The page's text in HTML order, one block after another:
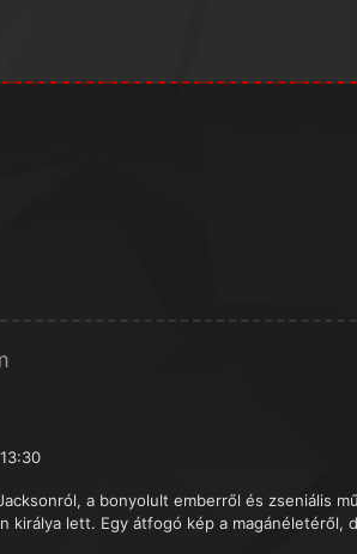
a bonyolult emberről és zseniális
lett. Egy átfogó kép a magánéletéről,